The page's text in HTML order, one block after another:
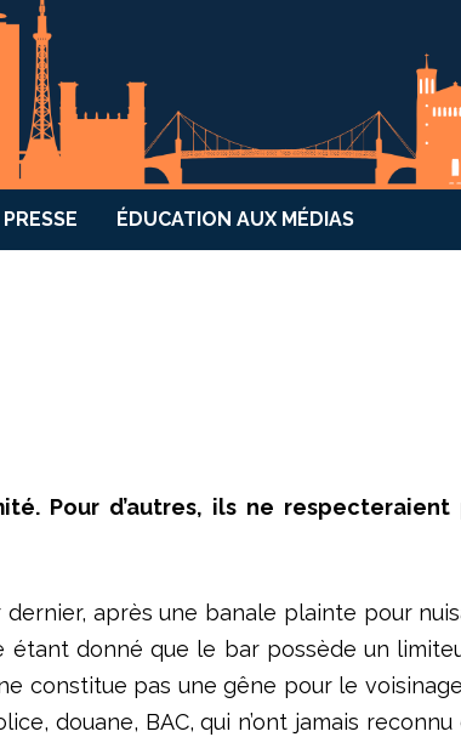
ÉDUCATION AUX MÉDIAS
Pour d’autres, ils ne
dernier, après une banale plainte pour
étant donné que le bar possède un
pas une gêne pour le voisinage.
douane, BAC, qui n’ont jamais reconnu